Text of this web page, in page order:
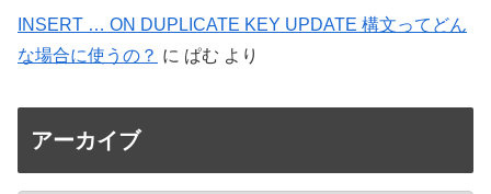
INSERT … ON DUPLICATE KEY UPDATE 構文ってどん
な場合に使うの？ に ぱむ より
アーカイブ